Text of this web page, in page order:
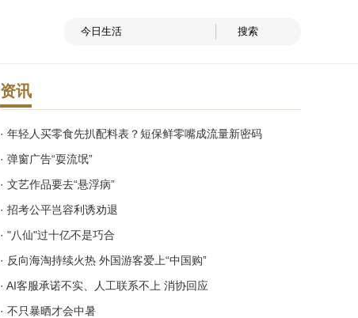
资讯
· 年轻人买零食先扒配料表？短保鲜零嘴成流量新密码
· 弹窗广告“耍流氓”
· 文艺作品要去“悬浮病”
· 招考公平岂容利诱劝退
· "八仙"过十亿不是巧合
· 反向海淘持续火热 外国游客爱上“中国购”
· AI客服承诺不实、人工联系不上 消协回应
· 不只暴晒才会中暑